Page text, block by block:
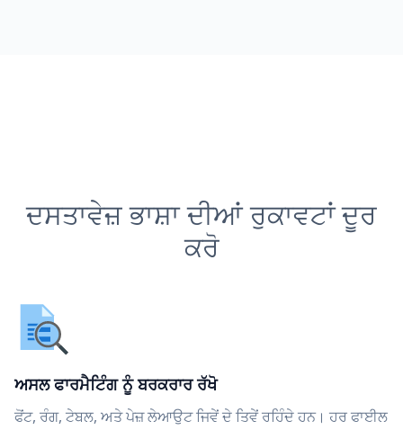
ਦਸਤਾਵੇਜ਼ ਭਾਸ਼ਾ ਦੀਆਂ ਰੁਕਾਵਟਾਂ ਦੂਰ
ਕਰੋ
ਅਸਲ ਫਾਰਮੈਟਿੰਗ ਨੂੰ ਬਰਕਰਾਰ ਰੱਖੋ
ਫੋਂਟ, ਰੰਗ, ਟੇਬਲ, ਅਤੇ ਪੇਜ਼ ਲੇਆਉਟ ਜਿਵੇਂ ਦੇ ਤਿਵੇਂ ਰਹਿੰਦੇ ਹਨ। ਹਰ ਫਾਈਲ